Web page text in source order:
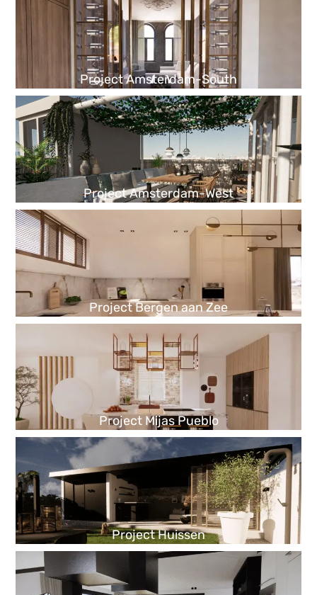
Project Amsterdam-South
Project Amsterdam-West
Project Bergen aan Zee
Project Mijas Pueblo
Project Huissen